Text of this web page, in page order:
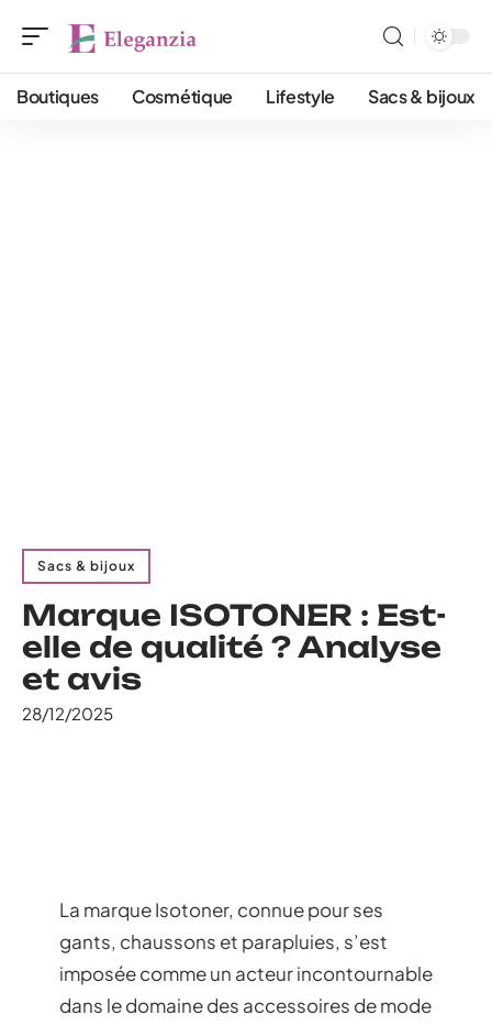
Boutiques Cosmétique Lifestyle Sacs & bijoux
Sacs & bijoux
Marque ISOTONER : Est-
elle de qualité ? Analyse
et avis
28/12/2025
La marque Isotoner, connue pour ses
gants, chaussons et parapluies, s’est
imposée comme un acteur incontournable
dans le domaine des accessoires de mode